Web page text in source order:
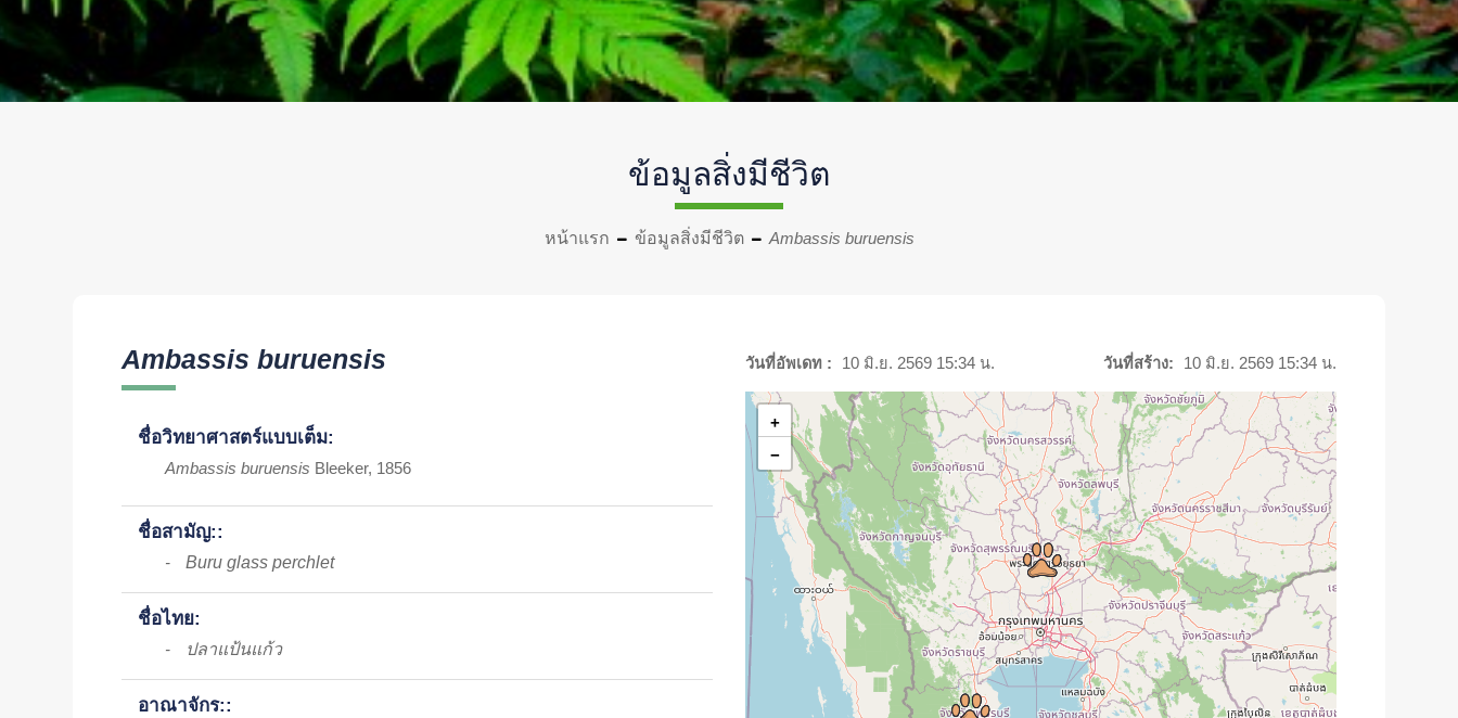
ข้อมูลสิ่งมีชีวิต
หน้าแรก ข้อมูลสิ่งมีชีวิต Ambassis buruensis
Ambassis buruensis
ชื่อวิทยาศาสตร์แบบเต็ม:
Ambassis buruensis Bleeker, 1856
ชื่อสามัญ::
- Buru glass perchlet
ชื่อไทย:
- ปลาแป้นแก้ว
อาณาจักร::
วันที่อัพเดท : 10 มิ.ย. 2569 15:34 น. วันที่สร้าง: 10 มิ.ย. 2569 15:34 น.
+
−